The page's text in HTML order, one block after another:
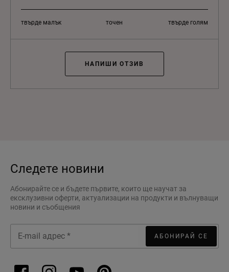
твърде малък точен твърде голям
НАПИШИ ОТЗИВ
Следете новини
Абонирайте се и бъдете първите, които ще научат за
ексклузивни оферти, актуализации на продукти и вълнуващи
новини и съобщения
АБОНИРАЙ СЕ